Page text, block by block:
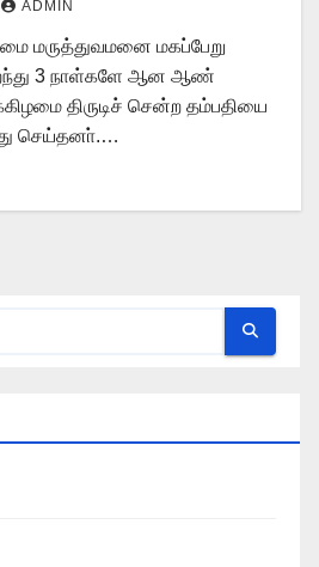
ADMIN
மருத்துவமனை மகப்பேறு
3 நாள்களே ஆன ஆண்
திருடிச் சென்ற தம்பதியை
செய்தனா்.…